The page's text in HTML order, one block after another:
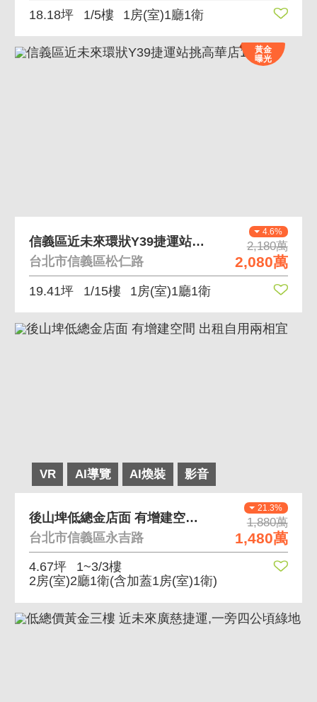
18.18坪 1/5樓 1房(室)1廳1衛
黃金
曝光
4.6%
2,180萬
2,080萬
信義區近未來環狀Y39捷運站挑高華店18A107
台北市信義區松仁路
19.41坪 1/15樓 1房(室)1廳1衛
VR AI導覽 AI煥裝 影音
21.3%
1,880萬
1,480萬
後山埤低總金店面 有增建空間 出租自用兩相宜
台北市信義區永吉路
4.67坪
1~3/3樓
2房(室)2廳1衛(含加蓋1房(室)1衛)